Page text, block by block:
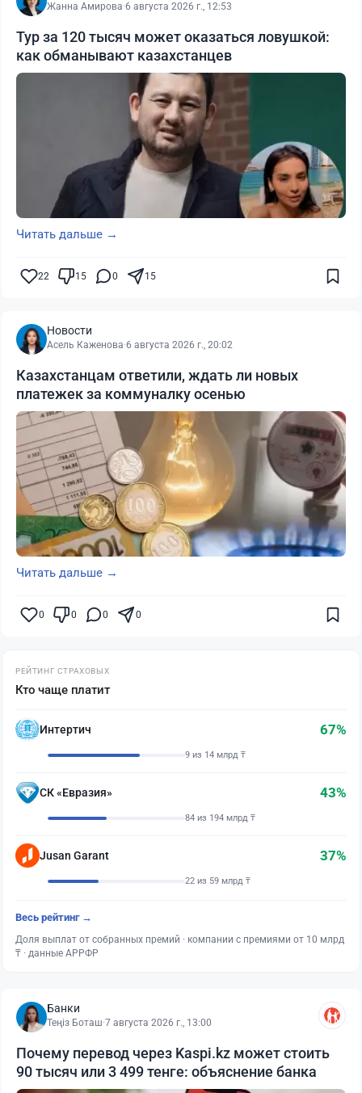
Жанна Амирова·6 августа 2026 г., 12:53
Тур за 120 тысяч может оказаться ловушкой:
как обманывают казахстанцев
Читать дальше →
22 15 0 15
Новости
Асель Каженова·6 августа 2026 г., 20:02
Казахстанцам ответили, ждать ли новых
платежек за коммуналку осенью
Читать дальше →
0 0 0 0
РЕЙТИНГ СТРАХОВЫХ
Кто чаще платит
Интертич 67%
9 из 14 млрд ₸
СК «Евразия» 43%
84 из 194 млрд ₸
Jusan Garant 37%
22 из 59 млрд ₸
Весь рейтинг →
Доля выплат от собранных премий · компании с премиями от 10 млрд
₸ · данные АРРФР
Банки
Теңіз Боташ·7 августа 2026 г., 13:00
Почему перевод через Kaspi.kz может стоить
90 тысяч или 3 499 тенге: объяснение банка